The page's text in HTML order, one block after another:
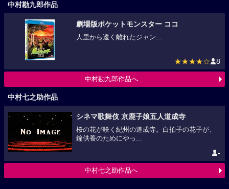
中村勘九郎作品
劇場版ポケットモンスター ココ
人里から遠く離れたジャン...
★★★★☆ 8
中村勘九郎作品へ
中村七之助作品
シネマ歌舞伎 京鹿子娘五人道成寺
桜の花が咲く紀州の道成寺。白拍子の花子が、
鐘供養のためにやっ...
-
中村七之助作品へ